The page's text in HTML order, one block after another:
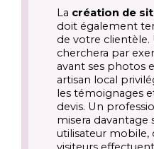
La création de
doit également
de votre clientèle.
cherchera par
avant ses photos
artisan local
les témoignages
devis. Un
misera davantage
utilisateur mobile,